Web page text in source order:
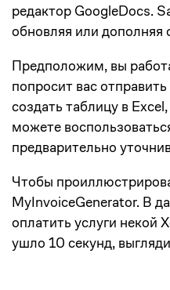
редактор GoogleDocs.
обновляя или
Предположим, вы
попросит вас
создать таблицу в
можете
предварительно
Чтобы
MyInvoiceGenerator. В
оплатить услуги некой
ушло 10 секунд,